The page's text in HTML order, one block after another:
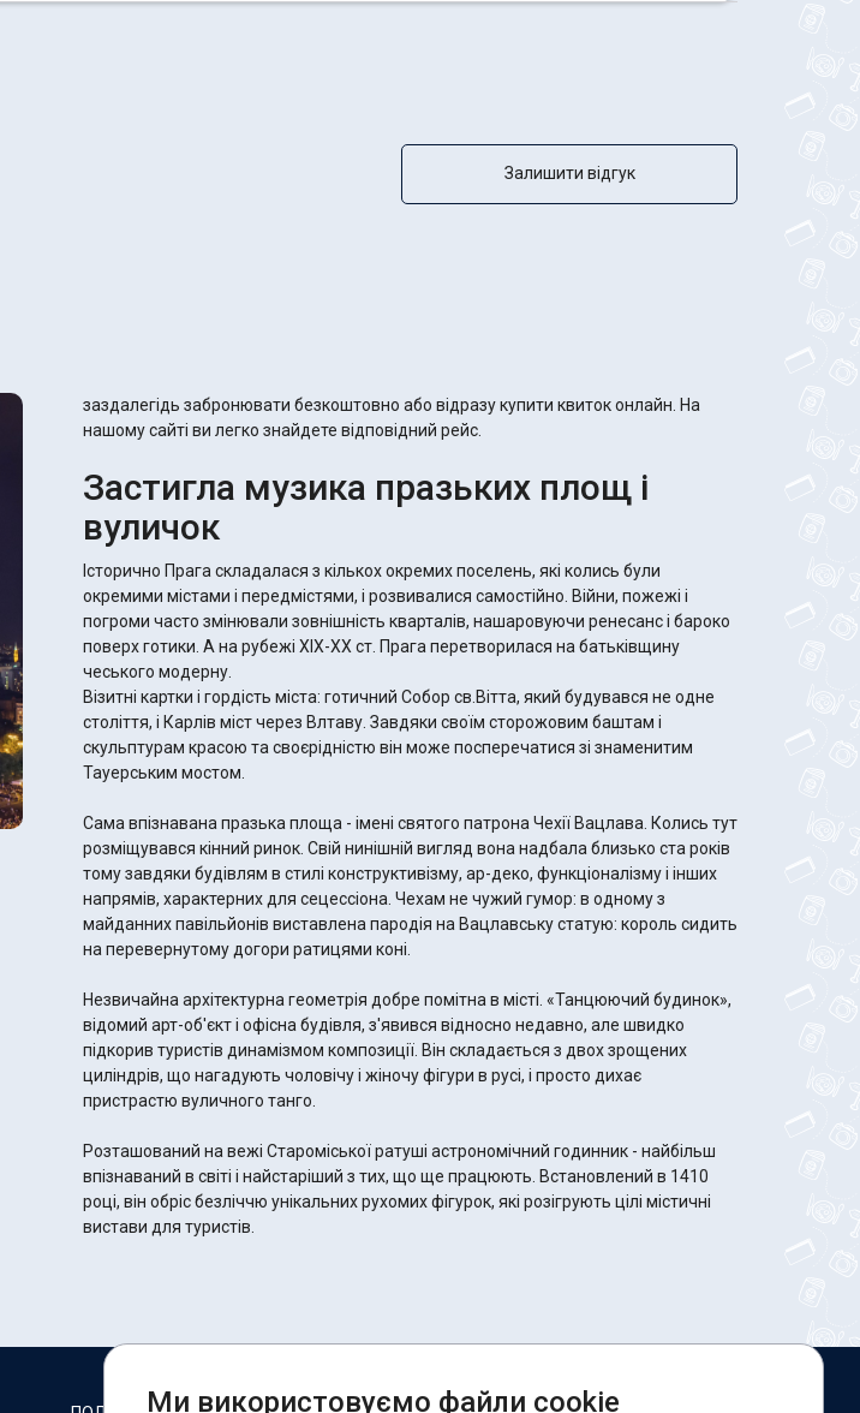
Залишити відгук
заздалегідь забронювати безкоштовно або відразу купити квиток онлайн. На
нашому сайті ви легко знайдете відповідний рейс.
Застигла музика празьких площ і
вуличок
Історично Прага складалася з кількох окремих поселень, які колись були
окремими містами і передмістями, і розвивалися самостійно. Війни, пожежі і
погроми часто змінювали зовнішність кварталів, нашаровуючи ренесанс і бароко
поверх готики. А на рубежі XIX-XX ст. Прага перетворилася на батьківщину
чеського модерну.
Візитні картки і гордість міста: готичний Собор св.Вітта, який будувався не одне
століття, і Карлів міст через Влтаву. Завдяки своїм сторожовим баштам і
скульптурам красою та своєрідністю він може посперечатися зі знаменитим
Тауерським мостом.
Сама впізнавана празька площа - імені святого патрона Чехії Вацлава. Колись тут
розміщувався кінний ринок. Свій нинішній вигляд вона надбала близько ста років
тому завдяки будівлям в стилі конструктивізму, ар-деко, функціоналізму і інших
напрямів, характерних для сецессіона. Чехам не чужий гумор: в одному з
майданних павільйонів виставлена ​​пародія на Вацлавську статую: король сидить
на перевернутому догори ратицями коні.
Незвичайна архітектурна геометрія добре помітна в місті. «Танцюючий будинок»,
відомий арт-об'єкт і офісна будівля, з'явився відносно недавно, але швидко
підкорив туристів динамізмом композиції. Він складається з двох зрощених
циліндрів, що нагадують чоловічу і жіночу фігури в русі, і просто дихає
пристрастю вуличного танго.
Розташований на вежі Староміської ратуші астрономічний годинник - найбільш
впізнаваний в світі і найстаріший з тих, що ще працюють. Встановлений в 1410
році, він обріс безліччю унікальних рухомих фігурок, які розігрують цілі містичні
вистави для туристів.
Ми використовуємо файли cookie